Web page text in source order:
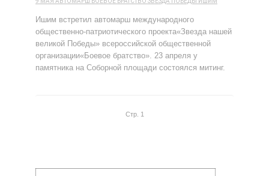
Ишим встретил автомарш международного
общественно-патриотического проекта«Звезда нашей
великой Победы» всероссийской общественной
организации«Боевое братство». 23 апреля у
памятника на Соборной площади состоялся митинг.
Стр. 1